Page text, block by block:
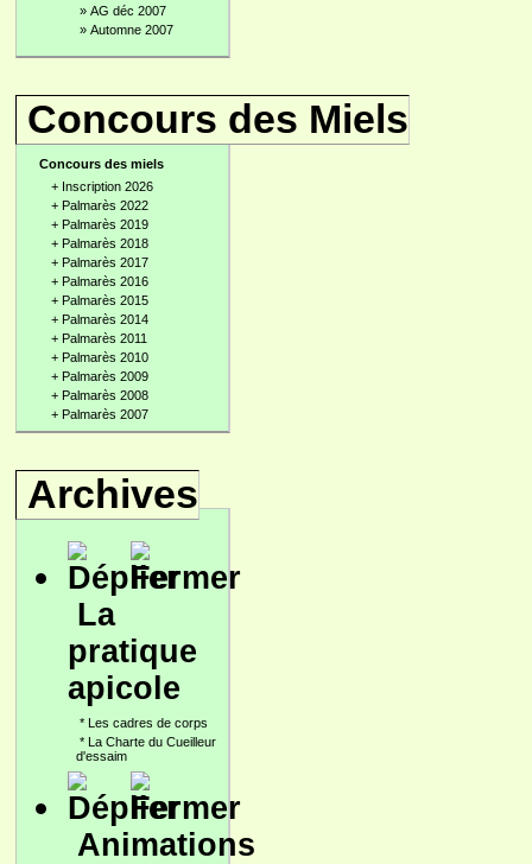
» AG déc 2007
» Automne 2007
Concours des Miels
Concours des miels
+ Inscription 2026
+ Palmarès 2022
+ Palmarès 2019
+ Palmarès 2018
+ Palmarès 2017
+ Palmarès 2016
+ Palmarès 2015
+ Palmarès 2014
+ Palmarès 2011
+ Palmarès 2010
+ Palmarès 2009
+ Palmarès 2008
+ Palmarès 2007
Archives
La
pratique
apicole
* Les cadres de corps
* La Charte du Cueilleur
d'essaim
Animations